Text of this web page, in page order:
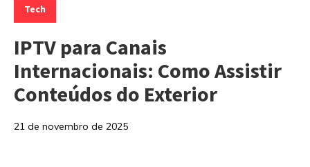
Tech
IPTV para Canais
Internacionais: Como Assistir
Conteúdos do Exterior
21 de novembro de 2025